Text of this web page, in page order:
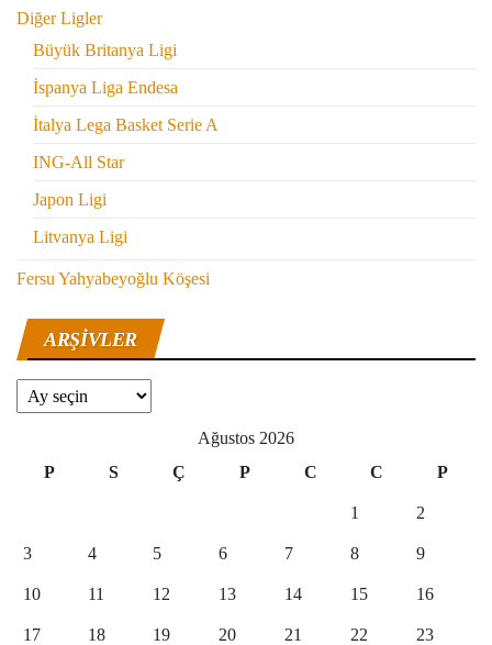
Diğer Ligler
Büyük Britanya Ligi
İspanya Liga Endesa
İtalya Lega Basket Serie A
ING-All Star
Japon Ligi
Litvanya Ligi
Fersu Yahyabeyoğlu Köşesi
ARŞIVLER
Arşivler
Ağustos 2026
P
S Ç P C C P
1 2
3 4 5 6 7 8 9
10 11 12 13 14 15 16
17 18 19 20 21 22 23